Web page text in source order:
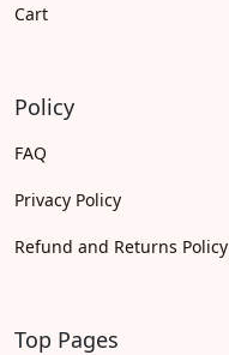
Cart
Policy
FAQ
Privacy Policy
Refund and Returns Policy
Top Pages